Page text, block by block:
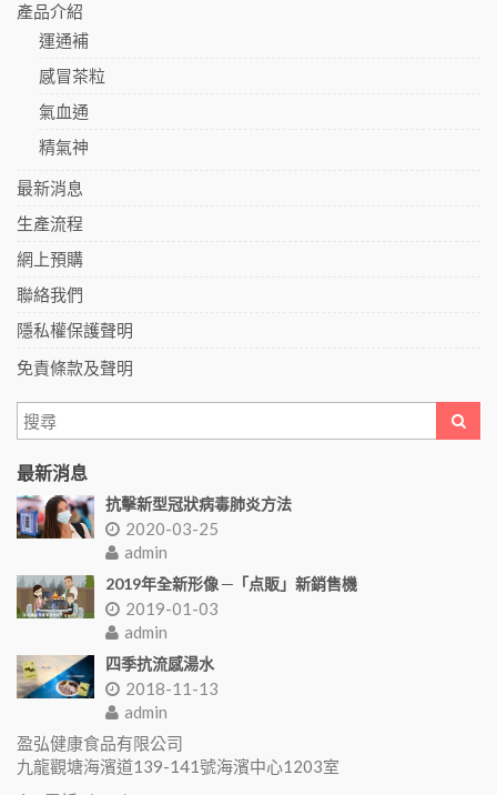
產品介紹
運通補
感冒茶粒
氣血通
精氣神
最新消息
生產流程
網上預購
聯絡我們
隱私權保護聲明
免責條款及聲明
最新消息
抗擊新型冠狀病毒肺炎方法
2020-03-25
admin
2019年全新形像 ─「点販」新銷售機
2019-01-03
admin
四季抗流感湯水
2018-11-13
admin
盈弘健康食品有限公司
九龍觀塘海濱道139-141號海濱中心1203室